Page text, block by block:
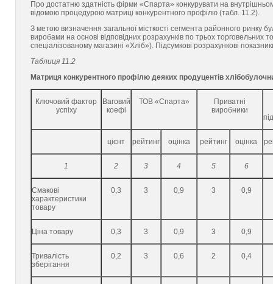
Про достатню здатність фірми «Спарта» конкурувати на
відомою процедурою матриці конкурентного профілю (табл. 11.2).
З метою визначення загальної місткості сегмента районного ринку
виробами на основі відповідних розрахунків по трьох
спеціалізованому магазині «Хліб»). Підсумкові розрахункові
Таблиця 11.2
Матриця конкурентного профілю деяких продуцентів
Ключовий фактор
успіху
Ваговий
коефі
ТОВ «Спарта»
Приватні
виробники
цієнт рейтинг оцінка рейтинг оцінка
1 2 3 4 5 6
Смакові
характеристики
товару
0,3 3 0,9 3 0,9
Ціна товару 0,3 3 0,9 3 0,9
Тривалість
зберігання
0,2 3 0,6 2 0,4